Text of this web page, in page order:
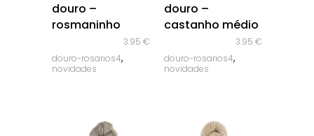
douro –
rosmaninho
3.95 €
douro-rosarios4,
novidades
douro –
castanho médio
3.95 €
douro-rosarios4,
novidades